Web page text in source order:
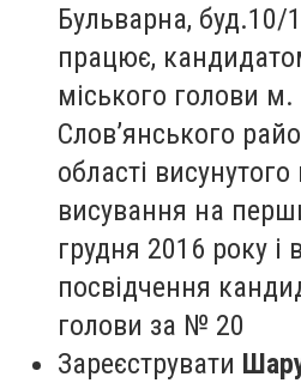
Бульварна, буд.10/
працює,
міського голови
Слов’янського
області
висування на
грудня 2016 року і
посвідчення
голови за № 20
Зареєструвати